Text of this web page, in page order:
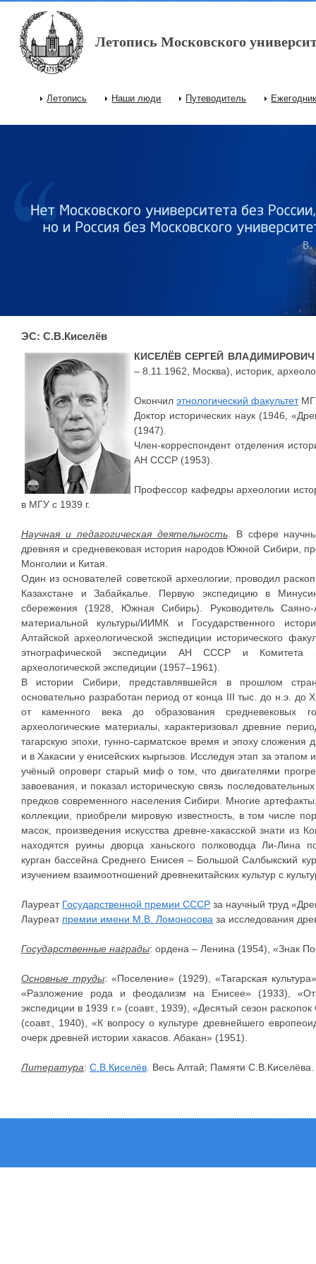
Перейти к основному содержанию
Летопись Московского
Главное меню
Летопись Наши люди Путеводитель
ЭС: С.В.Киселёв
КИСЕЛЁВ СЕРГЕЙ ВЛАДИМИРОВИЧ
– 8.11.1962, Москва), историк,
Окончил этнологический факультет
Доктор исторических наук (1946,
(1947).
Член-корреспондент отделения
АН СССР (1953).
Профессор кафедры археологии
в МГУ с 1939 г.
Научная и педагогическая деятельность. В сфере
древняя и средневековая история народов Южной Сибири,
Монголии и Китая.
Один из основателей советской археологии, проводил
Казахстане и Забайкалье. Первую экспедицию в
сбережения (1928, Южная Сибирь). Руководитель Саяно-
материальной культуры/ИИМК и Государственного
Алтайской археологической экспедиции исторического
этнографической экспедиции АН СССР и Комитета
археологической экспедиции (1957–1961).
В истории Сибири, представлявшейся в прошлом
основательно разработан период от конца III тыс. до н.э. до
от каменного века до образования средневековых
археологические материалы, характеризовал древние
тагарскую эпохи, гунно-сарматское время и эпоху сложения
и в Хакасии у енисейских кыргызов. Исследуя этап за
учёный опроверг старый миф о том, что двигателями
завоевания, и показал историческую связь
предков современного населения Сибири. Многие
коллекции, приобрели мировую известность, в том числе
масок, произведения искусства древне-хакасской знати из
находятся руины дворца ханьского полководца Ли-Лина
курган бассейна Среднего Енисея – Большой Салбыкский
изучением взаимоотношений древнекитайских культур с
Лауреат Государственной премии СССР за научный труд
Лауреат премии имени М.В. Ломоносова за исследования
Государственные награды: ордена – Ленина (1954), «Знак
Основные труды: «Поселение» (1929), «Тагарская
«Разложение рода и феодализм на Енисее» (1933),
экспедиции в 1939 г.» (соавт., 1939), «Десятый сезон
(соавт., 1940), «К вопросу о культуре древнейшего
очерк древней истории хакасов. Абакан» (1951).
Литература: С.В.Киселёв . Весь Алтай; Памяти